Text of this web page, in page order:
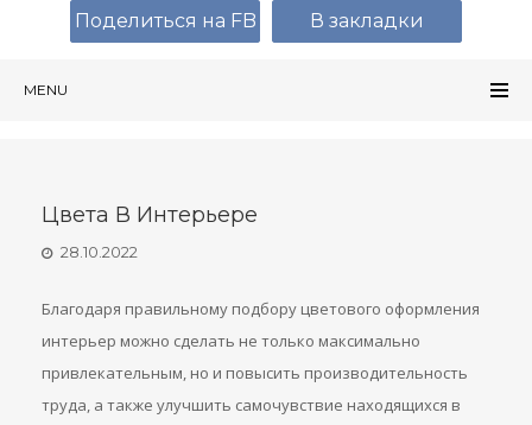
MENU
Цвета В Интерьере
28.10.2022
Благодаря правильному подбору цветового оформления
интерьер можно сделать не только максимально
привлекательным, но и повысить производительность
труда, а также улучшить самочувствие находящихся в
Поделиться на FB В закладки